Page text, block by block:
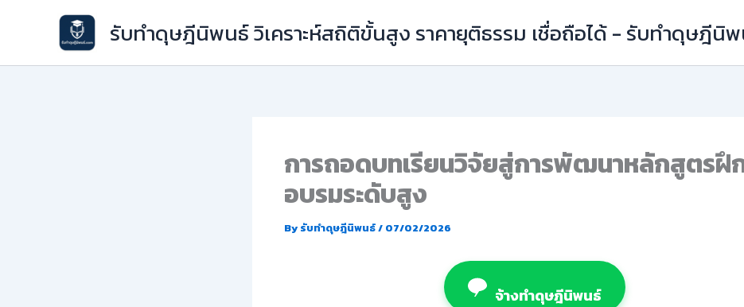
รับทำดุษฎีนิพนธ์ วิเคราะห์สถิติขั้นสูง ราคายุติธรรม เชื่อถือได้ - รับทำดุษฎีนิ
การถอดบทเรียนวิจัยสู่การพัฒนาหลักสูตรฝึ
อบรมระดับสูง
By รับทำดุษฎีนิพนธ์/ 07/02/2026
จ้างทำดุษฎีนิพนธ์